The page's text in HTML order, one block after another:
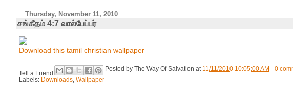
Thursday, November 11, 2010
சங்கீதம் 4:7 வால்பேப்பர்
Download this tamil christian wallpaper
Tell a Friend
Posted by The Way Of Salvation at 11/11/2010 10:05:00 AM
0
Labels: Downloads, Wallpaper